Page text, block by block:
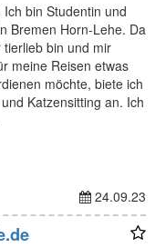
Ich bin Studentin und
Bremen Horn-Lehe. Da
tierlieb bin und mir
meine Reisen etwas
möchte, biete ich
Katzensitting an. Ich
24.09.23